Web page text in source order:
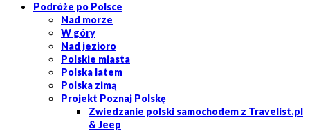
Podróże po Polsce
Nad morze
W góry
Nad jezioro
Polskie miasta
Polska latem
Polska zimą
Projekt Poznaj Polskę
Zwiedzanie polski samochodem z Travelist.pl
& Jeep